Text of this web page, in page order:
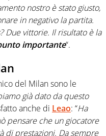
nostro è stato giusto,
in negativo la partita.
Due vittorie. Il risultato è la
importante“.
del Milan sono le
già dato da questo
anche di Leao: “Ha
pensare che un giocatore
di prestazioni. Da sempre